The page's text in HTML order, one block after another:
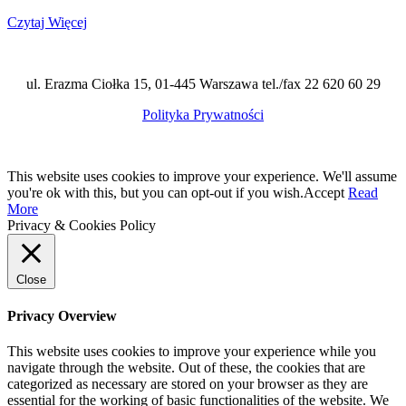
Czytaj Więcej
ul. Erazma Ciołka 15, 01-445 Warszawa tel./fax 22 620 60 29
Polityka Prywatności
This website uses cookies to improve your experience. We'll assume
you're ok with this, but you can opt-out if you wish.Accept Read
More
Privacy & Cookies Policy
Close
Privacy Overview
This website uses cookies to improve your experience while you
navigate through the website. Out of these, the cookies that are
categorized as necessary are stored on your browser as they are
essential for the working of basic functionalities of the website. We